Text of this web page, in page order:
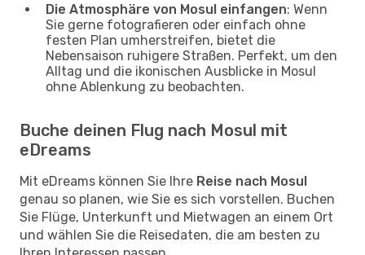
Die Atmosphäre von Mosul einfangen: Wenn
Sie gerne fotografieren oder einfach ohne
festen Plan umherstreifen, bietet die
Nebensaison ruhigere Straßen. Perfekt, um den
Alltag und die ikonischen Ausblicke in Mosul
ohne Ablenkung zu beobachten.
Buche deinen Flug nach Mosul mit
eDreams
Mit eDreams können Sie Ihre Reise nach Mosul
genau so planen, wie Sie es sich vorstellen. Buchen
Sie Flüge, Unterkunft und Mietwagen an einem Ort
und wählen Sie die Reisedaten, die am besten zu